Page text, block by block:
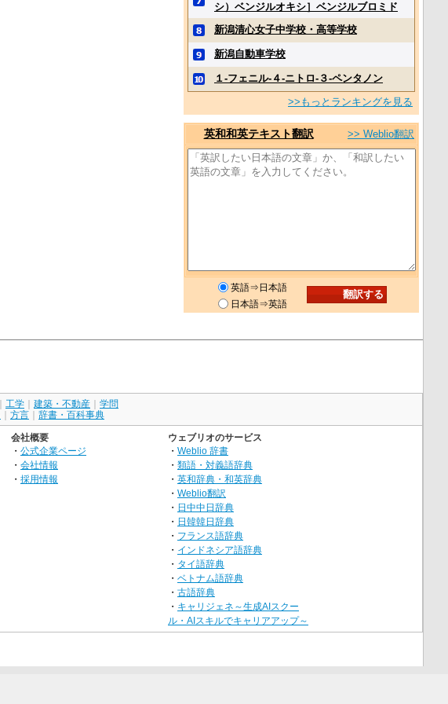
シ）ベンジルオキシ］ベンジルブロミド
新潟清心女子中学校・高等学校
新潟自動車学校
１‐フェニル‐４‐ニトロ‐３‐ペンタノン
>>もっとランキングを見る
英和和英テキスト翻訳 >> Weblio翻訳
英語⇒日本語
日本語⇒英語
工学 建築・不動産
学問
方言 辞書・百科事典
会社概要
・ 公式企業ページ
・ 会社情報
・ 採用情報
ウェブリオのサービス
・ Weblio 辞書
・ 類語・対義語辞典
・ 英和辞典・和英辞典
・ Weblio翻訳
・ 日中中日辞典
・ 日韓韓日辞典
・ フランス語辞典
・ インドネシア語辞典
・ タイ語辞典
・ ベトナム語辞典
・ 古語辞典
・ キャリジェネ～生成AIスクー
ル・AIスキルでキャリアアップ～